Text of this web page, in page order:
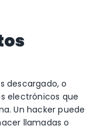
descargado, o
electrónicos que
Un hacker puede
llamadas o